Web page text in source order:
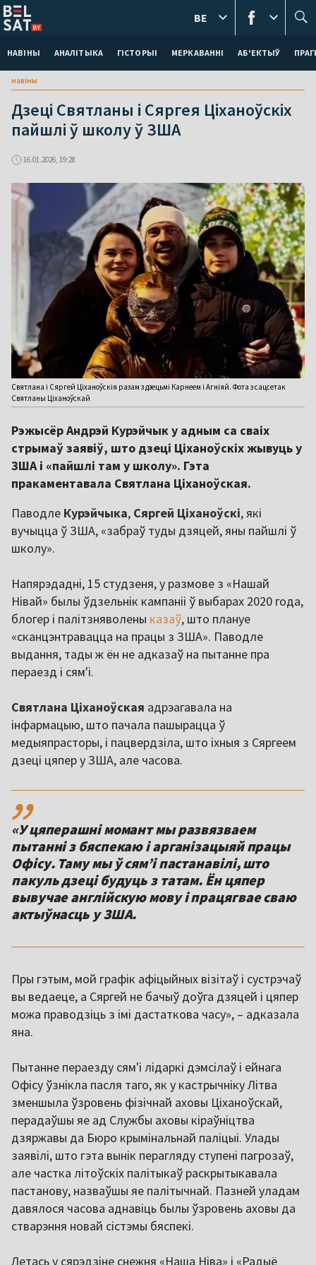
НАВІНЫ АНАЛІТЫКА ГІСТОРЫІ МЕРКАВАННI АБ'ЕКТЫЎ
BE
навіны
Дзеці Святланы і Сяргея Ціханоўскіх
пайшлі ў школу ў ЗША
16.01.2026, 19:28
Святлана і Сяргей Ціханоўскія разам з дзецьмі Карнеем і Агніяй. Фота з сацсетак
Святланы Ціханоўскай
Рэжысёр Андрэй Курэйчык у адным са сваіх
стрымаў заявіў, што дзеці Ціханоўскіх жывуць у
ЗША і «пайшлі там у школу». Гэта
пракаментавала Святлана Ціханоўская.
Паводле Курэйчыка, Сяргей Ціханоўскі, які
вучыцца ў ЗША, «забраў туды дзяцей, яны пайшлі ў
школу».
Напярэдадні, 15 студзеня, у размове з «Нашай
Нівай» былы ўдзельнік кампаніі ў выбарах 2020 года,
блогер і палітзняволены казаў, што плануе
«сканцэнтравацца на працы з ЗША». Паводле
выдання, тады ж ён не адказаў на пытанне пра
пераезд і сям'і.
Святлана Ціханоўская адрэагавала на
інфармацыю, што пачала пашырацца ў
медыяпрасторы, і пацвердзіла, што іхныя з Сяргеем
дзеці цяпер у ЗША, але часова.
,,
«У цяперашні момант мы развязваем
пытанні з бяспекаю і арганізацыяй працы
Офісу. Таму мы ў сямʼі пастанавілі, што
пакуль дзеці будуць з татам. Ён цяпер
вывучае англійскую мову і працягвае сваю
актыўнасць у ЗША.
Пры гэтым, мой графік афіцыйных візітаў і сустрэчаў
вы ведаеце, а Сяргей не бачыў доўга дзяцей і цяпер
можа праводзіць з імі дастаткова часу», – адказала
яна.
Пытанне пераезду сям'і лідаркі дэмсілаў і ейнага
Офісу ўзнікла пасля таго, як у кастрычніку Літва
зменшыла ўзровень фізічнай аховы Ціханоўскай,
перадаўшы яе ад Службы аховы кіраўніцтва
дзяржавы да Бюро крымінальнай паліцыі. Улады
заявілі, што гэта вынік перагляду ступені пагрозаў,
але частка літоўскіх палітыкаў раскрытыкавала
пастанову, назваўшы яе палітычнай. Пазней уладам
давялося часова аднавіць былы ўзровень аховы да
стварэння новай сістэмы бяспекі.
Летась у сярэдзіне снежня «Наша Ніва» і «Радыё